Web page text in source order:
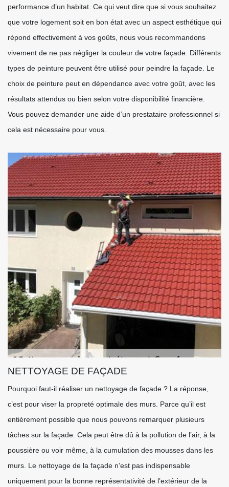
performance d’un habitat. Ce qui veut dire que si vous souhaitez
que votre logement soit en bon état avec un aspect esthétique qui
répond effectivement à vos goûts, nous vous recommandons
vivement de ne pas négliger la couleur de votre façade. Différents
types de peinture peuvent être utilisé pour peindre la façade. Le
choix de peinture peut en dépendance avec votre goût, avec les
résultats attendus ou bien selon votre disponibilité financière.
Vous pouvez demander une aide d’un prestataire professionnel si
cela est nécessaire pour vous.
NETTOYAGE DE FAÇADE
Pourquoi faut-il réaliser un nettoyage de façade ? La réponse,
c’est pour viser la propreté optimale des murs. Parce qu’il est
entièrement possible que nous pouvons remarquer plusieurs
tâches sur la façade. Cela peut être dû à la pollution de l’air, à la
poussière ou voir même, à la cumulation des mousses dans les
murs. Le nettoyage de la façade n’est pas indispensable
uniquement pour la bonne représentativité de l’extérieur de la